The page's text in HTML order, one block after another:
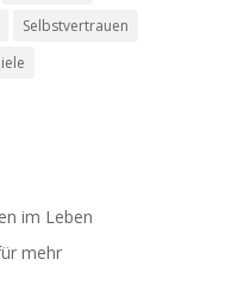
Selbstvertrauen
im Leben
mehr